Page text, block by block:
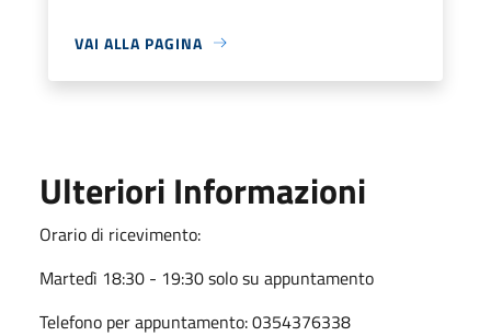
VAI ALLA PAGINA
Ulteriori Informazioni
Orario di ricevimento:
Martedì 18:30 - 19:30 solo su appuntamento
Telefono per appuntamento: 0354376338